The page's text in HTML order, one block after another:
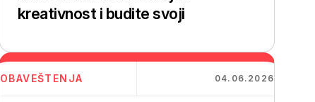
kreativnost i budite svoji
OBAVEŠTENJA 04.06.2026